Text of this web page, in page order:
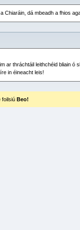
Chiaráin, dá mbeadh a fhios
ar thráchtáil leithchéid bliain
in éineacht leis!
foilsiú Beo!